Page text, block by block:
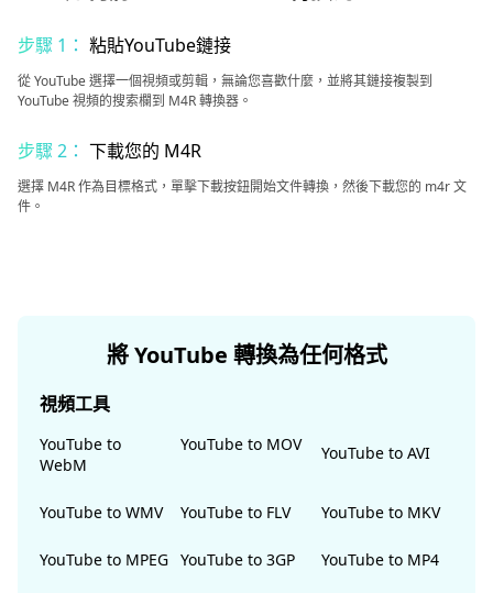
步驟 1： 粘貼YouTube鏈接
從 YouTube 選擇一個視頻或剪輯，無論您喜歡什麼，並將其鏈接複製到
YouTube 視頻的搜索欄到 M4R 轉換器。
步驟 2： 下載您的 M4R
選擇 M4R 作為目標格式，單擊下載按鈕開始文件轉換，然後下載您的 m4r 文
件。
將 YouTube 轉換為任何格式
視頻工具
YouTube to
WebM
YouTube to MOV YouTube to AVI
YouTube to WMV YouTube to FLV YouTube to MKV
YouTube to MPEG YouTube to 3GP YouTube to MP4